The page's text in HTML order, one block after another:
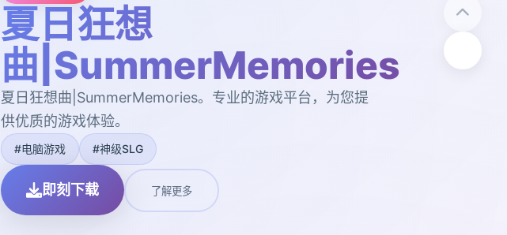
夏日狂想
曲|SummerMemories
夏日狂想曲|SummerMemories。专业的游戏平台，为您提
供优质的游戏体验。
#电脑游戏 #神级SLG
即刻下载 了解更多